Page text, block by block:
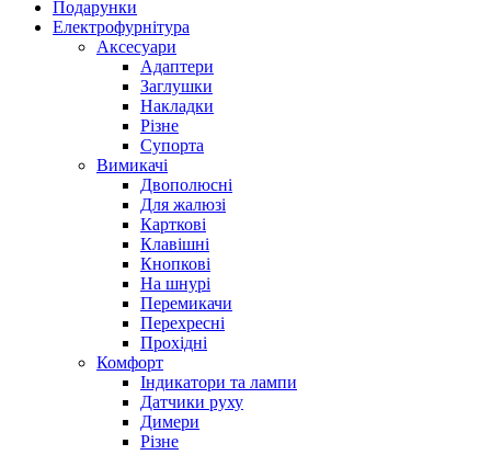
Подарунки
Електрофурнітура
Аксесуари
Адаптери
Заглушки
Накладки
Різне
Супорта
Вимикачі
Двополюсні
Для жалюзі
Карткові
Клавішні
Кнопкові
На шнурі
Перемикачи
Перехресні
Прохідні
Комфорт
Індикатори та лампи
Датчики руху
Димери
Різне